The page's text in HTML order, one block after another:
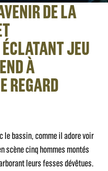
DE LA
JEU
À
REGARD
le bassin, comme il adore voir
scène cinq hommes montés
leurs fesses dévêtues.